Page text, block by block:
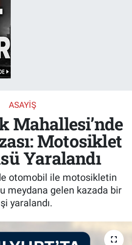
ASAYIŞ
Mahallesi’nde
Motosiklet
Yaralandı
otomobil ile motosikletin
meydana gelen kazada bir
yaralandı.